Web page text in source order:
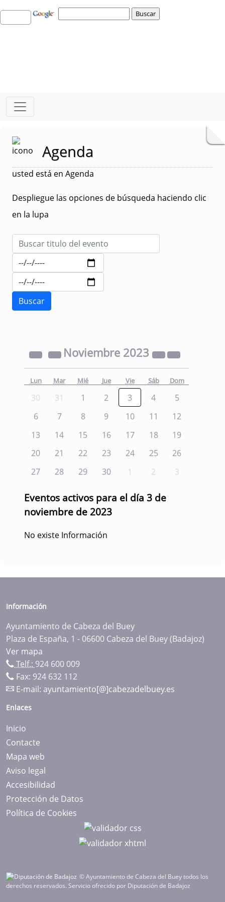
Agenda
usted está en Agenda
Despliegue las opciones de búsqueda haciendo clic
en la lupa
Noviembre 2023
Lun Mar Mié Jue Vie Sáb Dom
30 31 1 2 3 4
5
6
7 8 9 10 11
12
13
14 15 16 17 18
19
20
21 22 23 24 25
26
27
28 29 30 1 2 3
Eventos activos para el día 3 de
noviembre de 2023
No existe Información
Información
Ayuntamiento de Cabeza del Buey
Plaza de España, 1 - 06600 Cabeza del Buey (Badajoz)
Ver mapa
Telf.: 924 600 009
Fax: 924 632 112
E-mail: ayuntamiento[@]cabezadelbuey.es
Enlaces
Inicio
Contacte
Mapa web
Aviso legal
Accesibilidad
Protección de Datos
Política de Cookies
© Ayuntamiento de Cabeza del Buey todos los
derechos reservados. Servicio ofrecido por Diputación de Badajoz